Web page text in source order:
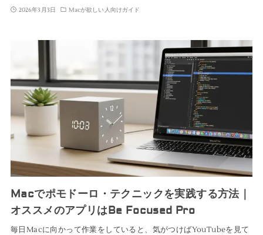
2026年3月3日 Macが欲しい人向けガイド
Macでポモドーロ・テクニックを実践する方法｜
オススメのアプリはBe Focused Pro
毎日Macに向かって作業をしていると、気がつけばYouTubeを見て